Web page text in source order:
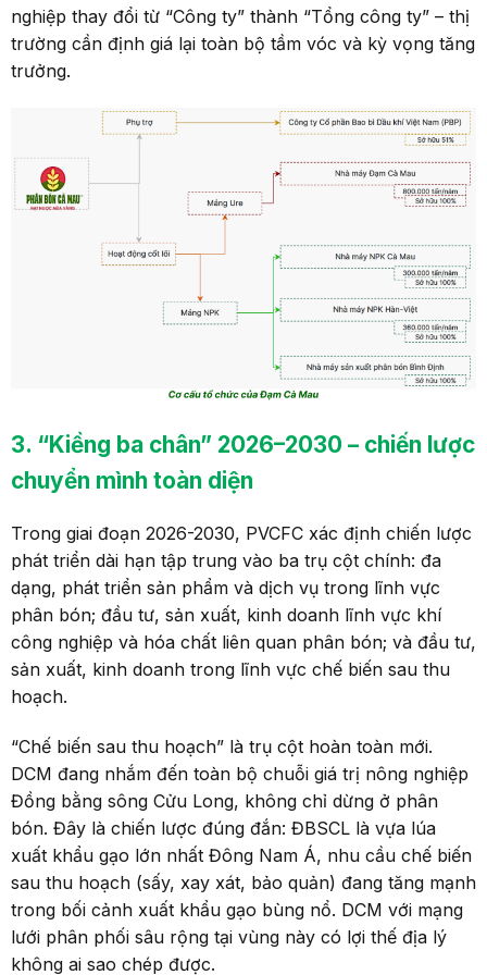
nghiệp thay đổi từ “Công ty” thành “Tổng công ty” – thị
trường cần định giá lại toàn bộ tầm vóc và kỳ vọng tăng
trưởng.
3. “Kiềng ba chân” 2026–2030 –chiến lược
chuyển mình toàn diện
Trong giai đoạn 2026-2030, PVCFC xác định chiến lược
phát triển dài hạn tập trung vào ba trụ cột chính: đa
dạng, phát triển sản phẩm và dịch vụ trong lĩnh vực
phân bón; đầu tư, sản xuất, kinh doanh lĩnh vực khí
công nghiệp và hóa chất liên quan phân bón; và đầu tư,
sản xuất, kinh doanh trong lĩnh vực chế biến sau thu
hoạch.
“Chế biến sau thu hoạch” là trụ cột hoàn toàn mới.
DCM đang nhắm đến toàn bộ chuỗi giá trị nông nghiệp
Đồng bằng sông Cửu Long, không chỉ dừng ở phân
bón. Đây là chiến lược đúng đắn: ĐBSCL là vựa lúa
xuất khẩu gạo lớn nhất Đông Nam Á, nhu cầu chế biến
sau thu hoạch (sấy, xay xát, bảo quản) đang tăng mạnh
trong bối cảnh xuất khẩu gạo bùng nổ. DCM với mạng
lưới phân phối sâu rộng tại vùng này có lợi thế địa lý
không ai sao chép được.